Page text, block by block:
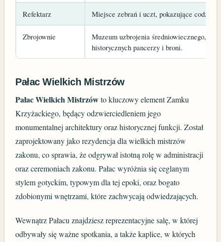
Refektarz Miejsce zebrań i uczt, pokazujące
Zbrojownie
Muzeum uzbrojenia średniowiecznego, z
historycznych pancerzy i broni.
Pałac Wielkich Mistrzów
Pałac Wielkich Mistrzówto kluczowy element Zamku
Krzyżackiego, będący odzwierciedleniem jego
monumentalnej architektury oraz historycznej funkcji. Został
zaprojektowany jako rezydencja dla wielkich mistrzów
zakonu, co sprawia, że odgrywał istotną rolę w administracji
oraz ceremoniach zakonu. Pałac wyróżnia się ceglanym
stylem gotyckim, typowym dla tej epoki, oraz bogato
zdobionymi wnętrzami, które zachwycają odwiedzających.
Wewnątrz Pałacu znajdziesz reprezentacyjne salę, w której
odbywały się ważne spotkania, a także kaplice, w których